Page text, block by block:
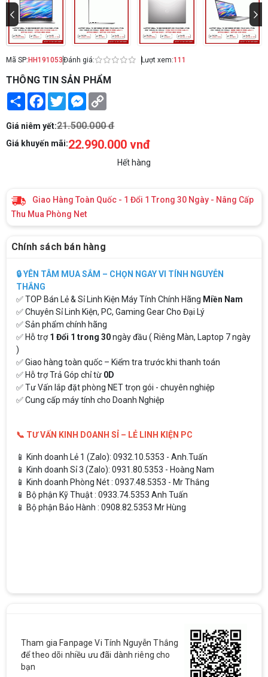
Mã SP: HH191053Đánh giá: Lượt xem:111
THÔNG TIN SẢN PHẨM
Share Facebook
TwitterMessenger
Giá niêm yết:21.500.000 đ
Giá khuyến mãi:22.990.000 vnđ
Hết hàng
Giao Hàng Toàn Quốc - 1 Đổi 1 Trong 30 Ngày - Nâng Cấp
Thu Mua Phòng Net
Chính sách bán hàng
🔒 YÊN TÂM MUA SẮM – CHỌN NGAY VI TÍNH NGUYỄN
THẮNG
✅ TOP Bán Lẻ & Sỉ Linh Kiện Máy Tính Chính Hãng Miền Nam
✅ Chuyên Sỉ Linh Kiện, PC, Gaming Gear Cho Đại Lý
✅ Sản phẩm chính hãng
✅ Hỗ trợ1 Đổi 1 trong 30ngày đầu ( Riêng Màn, Laptop 7 ngày
)
✅ Giao hàng toàn quốc – Kiểm tra trước khi thanh toán
✅ Hỗ trợ Trả Góp chỉ từ 0D
✅ Tư Vấn lắp đặt phòng NET trọn gói - chuyên nghiệp
✅ Cung cấp máy tính cho Doanh Nghiệp
📞 TƯ VẤN KINH DOANH SỈ – LẺ LINH KIỆN PC
📱 Kinh doanh Lẻ 1 (Zalo): 0932.10.5353 - Anh.Tuấn
📱 Kinh doanh Sỉ 3 (Zalo): 0931.80.5353 - Hoàng Nam
📱 Kinh doanh Phòng Nét : 0937.48.5353 - Mr Thắng
📱 Bộ phận Kỹ Thuật : 0933.74.5353 Anh Tuấn
📱 Bộ phận Bảo Hành : 0908.82.5353 Mr Hùng
Tham gia Fanpage Vi Tính Nguyễn Thắng
để theo dõi nhiều ưu đãi dành riêng cho
bạn